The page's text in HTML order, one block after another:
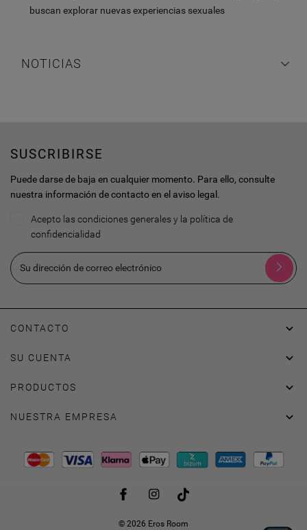
NOTICIAS
buscan explorar nuevas experiencias sexuales
SUSCRIBIRSE
Puede darse de baja en cualquier momento. Para ello, consulte
nuestra información de contacto en el aviso legal.
Acepto las condiciones generales y la política de
confidencialidad
CONTACTO 
SU CUENTA 
PRODUCTOS 
NUESTRA EMPRESA 
FacebookInstagram
TikTok
© 2026 Eros Room